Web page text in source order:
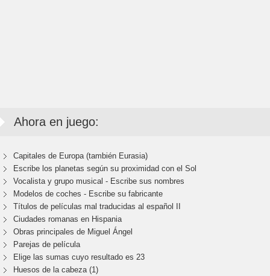
Ahora en juego:
Capitales de Europa (también Eurasia)
Escribe los planetas según su proximidad con el Sol
Vocalista y grupo musical - Escribe sus nombres
Modelos de coches - Escribe su fabricante
Títulos de películas mal traducidas al español II
Ciudades romanas en Hispania
Obras principales de Miguel Ángel
Parejas de película
Elige las sumas cuyo resultado es 23
Huesos de la cabeza (1)